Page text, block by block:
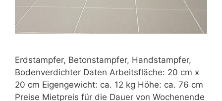
Erdstampfer, Betonstampfer, Handstampfer,
Bodenverdichter Daten Arbeitsfläche: 20 cm x
20 cm Eigengewicht: ca. 12 kg Höhe: ca. 76 cm
Preise Mietpreis für die Dauer von Wochenende